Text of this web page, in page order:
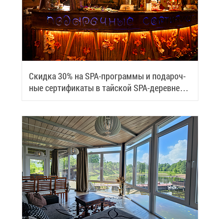
Скид­ка 30% на SPA-про­грам­мы и по­да­роч­
ные сер­ти­фи­ка­ты в тай­ской SPA-де­ревне
Samui